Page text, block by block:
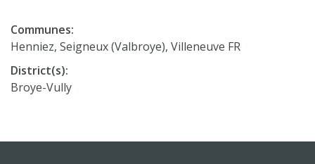
Communes:
Henniez, Seigneux (Valbroye), Villeneuve FR
District(s):
Broye-Vully